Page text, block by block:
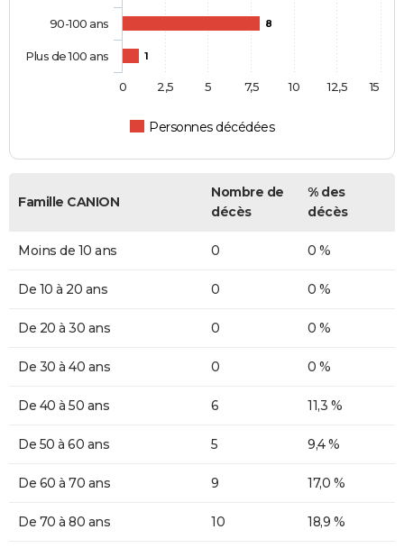
8
1
Personnes décédées
90-100 ans
Plus de 100 ans
0 2,5 5 7,5 10 12,5 15
Famille CANION
Nombre de
décès
% des
décès
Moins de 10 ans 0 0 %
De 10 à 20 ans 0 0 %
De 20 à 30 ans 0 0 %
De 30 à 40 ans 0 0 %
De 40 à 50 ans 6 11,3 %
De 50 à 60 ans 5 9,4 %
De 60 à 70 ans 9 17,0 %
De 70 à 80 ans 10 18,9 %